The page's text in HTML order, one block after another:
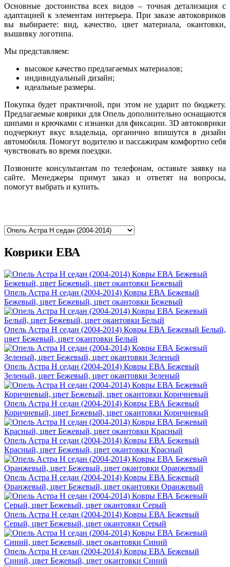
Основные достоинства всех видов – точная детализация с
адаптацией к элементам интерьера. При заказе автоковриков
вы выбираете: вид, качество, цвет материала, окантовки,
вышивку логотипа.
Мы представляем:
высокое качество предлагаемых материалов;
индивидуальный дизайн;
идеальные размеры.
Покупка будет практичной, при этом не ударит по бюджету.
Предлагаемые коврики для Oпель дополнительно оснащаются
шипами и крючками с изнанки для фиксации. 3D автоковрики
подчеркнут вкус владельца, органично впишутся в дизайн
автомобиля. Помогут водителю и пассажирам комфортно себя
чувствовать во время поездки.
Позвоните консультантам по телефонам, оставьте заявку на
сайте. Менеджеры примут заказ и ответят на вопросы,
помогут выбрать и купить.
Коврики ЕВА
Опель Астра H седан (2004-2014) Ковры ЕВА Бежевый
Бежевый, цвет Бежевый, цвет окантовки Бежевый
Опель Астра H седан (2004-2014) Ковры ЕВА Бежевый Белый,
цвет Бежевый, цвет окантовки Белый
Опель Астра H седан (2004-2014) Ковры ЕВА Бежевый
Зеленый, цвет Бежевый, цвет окантовки Зеленый
Опель Астра H седан (2004-2014) Ковры ЕВА Бежевый
Коричневый, цвет Бежевый, цвет окантовки Коричневый
Опель Астра H седан (2004-2014) Ковры ЕВА Бежевый
Красный, цвет Бежевый, цвет окантовки Красный
Опель Астра H седан (2004-2014) Ковры ЕВА Бежевый
Оранжевый, цвет Бежевый, цвет окантовки Оранжевый
Опель Астра H седан (2004-2014) Ковры ЕВА Бежевый
Серый, цвет Бежевый, цвет окантовки Серый
Опель Астра H седан (2004-2014) Ковры ЕВА Бежевый
Синий, цвет Бежевый, цвет окантовки Синий